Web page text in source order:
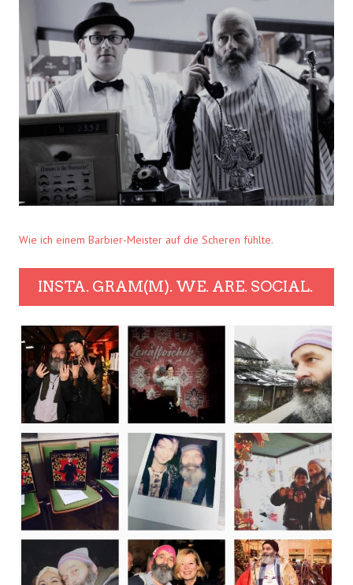
Wie ich einem Barbier-Meister auf die Scheren fühlte.
INSTA. GRAM(M). WE. ARE. SOCIAL.